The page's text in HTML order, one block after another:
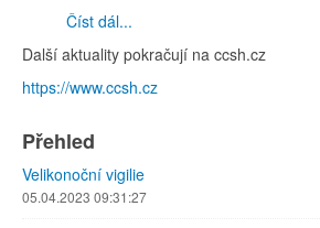
Číst dál...
Další aktuality pokračují na ccsh.cz
https://www.ccsh.cz
Přehled
Velikonoční vigilie
05.04.2023 09:31:27